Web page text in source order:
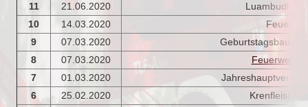
11
21.06.2020
Luambudl
10
14.03.2020
9
07.03.2020
Geburtstagsbaum
8
07.03.2020
7
01.03.2020
6
25.02.2020
Krenfleisch